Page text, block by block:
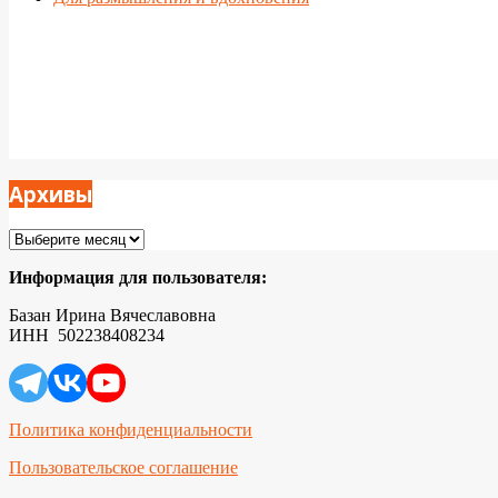
Архивы
Архивы
Информация для пользователя:
Базан Ирина Вячеславовна
ИНН 502238408234
Политика конфиденциальности
Пользовательское соглашение